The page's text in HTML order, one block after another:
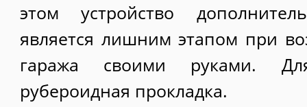
этом устройство
является лишним этапом при
гаража своими руками.
рубероидная прокладка.